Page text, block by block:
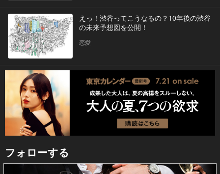
えっ！渋谷ってこうなるの？10年後の渋谷
の未来予想図を公開！
恋愛
フォローする